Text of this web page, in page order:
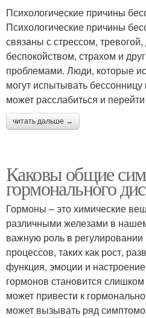
Психологические причины
Психологические причины
связаны с стрессом,
беспокойством, страхом и
проблемами. Люди, которые
могут испытывать бессонницу
может расслабиться и
читать дальше →
Каковы общие
гормонального
Гормоны – это химические
различными железами в
важную роль в
процессов, таких как рост,
функция, эмоции и
гормонов становится
может привести к
может вызывать ряд